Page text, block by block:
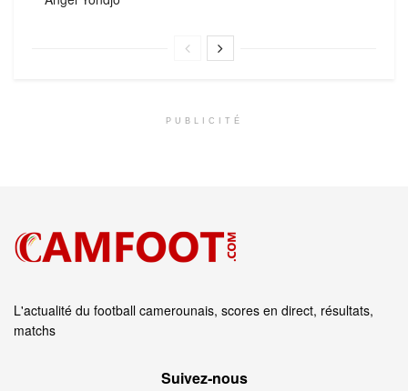
PUBLICITÉ
L'actualité du football camerounais, scores en direct, résultats,
matchs
Suivez‑nous